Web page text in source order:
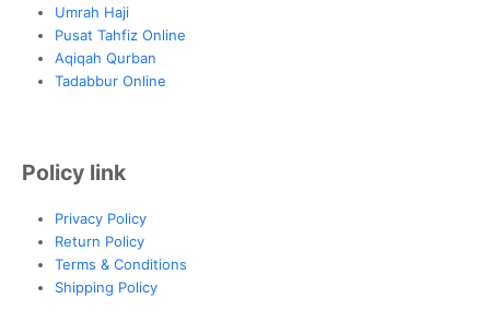
Umrah Haji
Pusat Tahfiz Online
Aqiqah Qurban
Tadabbur Online
Policy link
Privacy Policy
Return Policy
Terms & Conditions
Shipping Policy